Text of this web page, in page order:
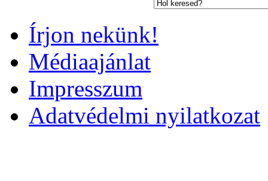
Írjon nekünk!
Médiaajánlat
Impresszum
Adatvédelmi nyilatkozat